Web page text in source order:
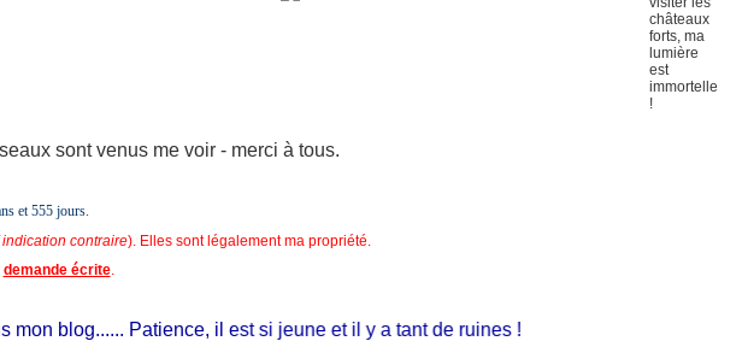
sont venus me voir - merci à tous.
et555 jours.
contraire). Elles sont légalement ma propriété.
demande écrite.
blog...... Patience, il est si jeune et il y a tant de ruines !